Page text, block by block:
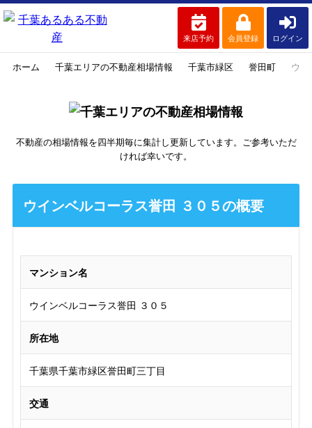
来店予約 会員登録 ログイン
ホーム 千葉エリアの不動産相場情報 千葉市緑区 誉田町 ウ
不動産の相場情報を四半期毎に集計し更新しています。ご参考いただ
ければ幸いです。
ウインベルコーラス誉田 ３０５の概要
マンション名
ウインベルコーラス誉田 ３０５
所在地
千葉県千葉市緑区誉田町三丁目
交通